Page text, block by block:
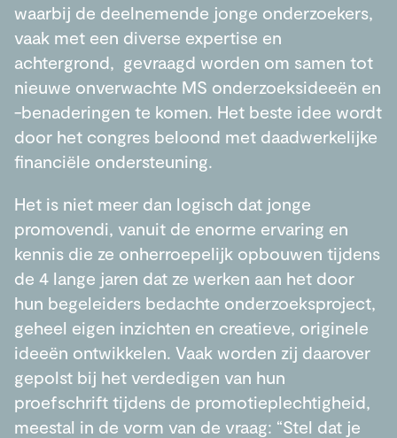
waarbij de deelnemende jonge onderzoekers,
vaak met een diverse expertise en
achtergrond, gevraagd worden om samen tot
nieuwe onverwachte MS onderzoeksideeën en
-benaderingen te komen. Het beste idee wordt
door het congres beloond met daadwerkelijke
financiële ondersteuning.
Het is niet meer dan logisch dat jonge
promovendi, vanuit de enorme ervaring en
kennis die ze onherroepelijk opbouwen tijdens
de 4 lange jaren dat ze werken aan het door
hun begeleiders bedachte onderzoeksproject,
geheel eigen inzichten en creatieve, originele
ideeën ontwikkelen. Vaak worden zij daarover
gepolst bij het verdedigen van hun
proefschrift tijdens de promotieplechtigheid,
meestal in de vorm van de vraag: “Stel dat je